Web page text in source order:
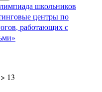
школьников
центры по
работающих с
> 13